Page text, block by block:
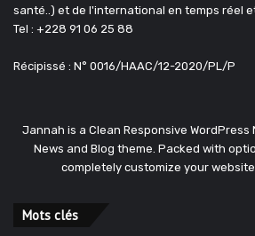
santé..) et de l'international en temps réel
Tel : +228 91 06 25 88
Récipissé : N° 0016/HAAC/12-2020/PL/P
Jannah is a Clean Responsive WordPress
News and Blog theme. Packed with
completely customize your
Mots clés